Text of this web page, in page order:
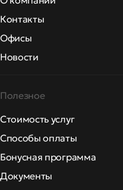
Контакты
Офисы
Новости
Полезное
Стоимость услуг
Способы оплаты
Бонусная программа
Документы